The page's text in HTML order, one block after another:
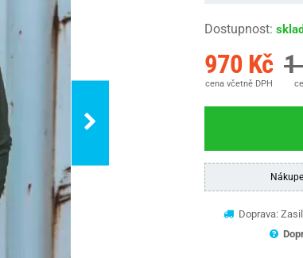
Dostupnost:
970 Kč
cena včetně DPH
1
Doprava: